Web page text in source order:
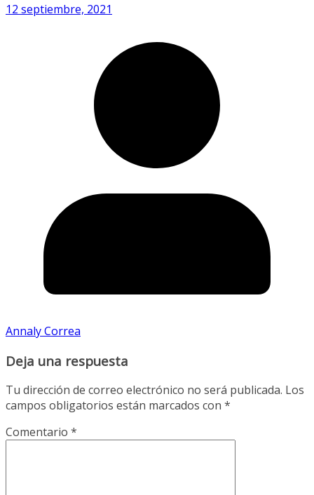
12 septiembre, 2021
Annaly Correa
Deja una respuesta
Tu dirección de correo electrónico no será publicada. Los
campos obligatorios están marcados con *
Comentario *